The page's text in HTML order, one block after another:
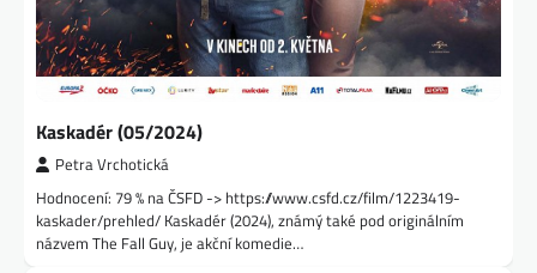
Kaskadér (05/2024)
Petra Vrchotická
Hodnocení: 79 % na ČSFD -> https://www.csfd.cz/film/1223419-
kaskader/prehled/ Kaskadér (2024), známý také pod originálním
názvem The Fall Guy, je akční komedie…